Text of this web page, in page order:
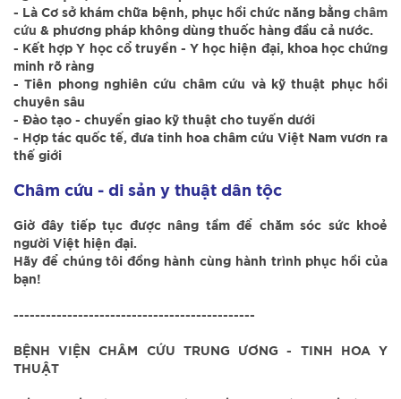
- Là Cơ sở khám chữa bệnh, phục hồi chức năng bằng châm
cứu & phương pháp không dùng thuốc hàng đầu cả nước.
- Kết hợp Y học cổ truyền - Y học hiện đại, khoa học chứng
minh rõ ràng
- Tiên phong nghiên cứu châm cứu và kỹ thuật phục hồi
chuyên sâu
- Đào tạo - chuyển giao kỹ thuật cho tuyến dưới
- Hợp tác quốc tế, đưa tinh hoa châm cứu Việt Nam vươn ra
thế giới
Châm cứu - di sản y thuật dân tộc
Giờ đây tiếp tục được nâng tầm để chăm sóc sức khoẻ
người Việt hiện đại.
Hãy để chúng tôi đồng hành cùng hành trình phục hồi của
bạn!
---------------------------------------------
BỆNH VIỆN CHÂM CỨU TRUNG ƯƠNG - TINH HOA Y
THUẬT